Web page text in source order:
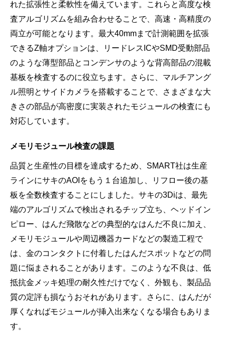
れた拡張性と柔軟性を備えています。これらと高度な検
査アルゴリズムを組み合わせることで、高速・高精度の
両立が可能となります。最大40mmまで計測範囲を拡張
できるZ軸オプションは、リードレスICやSMD受動部品
のような薄型部品とコンデンサのような背高部品の混載
基板を検査するのに役立ちます。さらに、マルチアング
ル照明とサイドカメラを搭載することで、さまざまな大
きさの部品が高密度に実装されたモジュールの検査にも
対応しています。
メモリモジュール検査の課題
品質と生産性の目標を達成するため、SMART社は生産
ラインにサキのAOIをもう１台追加し、リフロー後の基
板を全数検査することにしました。サキの3Diは、最先
端のアルゴリズムで検出されるチップ立ち、ヘッドイン
ピロー、はんだ飛散などの典型的なはんだ不良に加え、
メモリモジュールや周辺機器カードなどの製造工程で
は、金のコンタクトに付着したはんだスポットなどの問
題に悩まされることがあります。このような不良は、低
抵抗金メッキ処理の耐久性だけでなく、外観も、製品品
質の定評も損なうおそれがあります。さらに、はんだが
厚くなればモジュールが挿入出来なくなる場合もありま
す。